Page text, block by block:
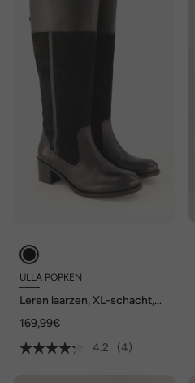
ULLA POPKEN
Leren laarzen, XL-schacht,
169,99€
4.2
(4)